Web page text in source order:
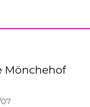
Mönchehof
07